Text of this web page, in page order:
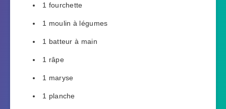
1 fourchette
1 moulin à légumes
1 batteur à main
1 râpe
1 maryse
1 planche